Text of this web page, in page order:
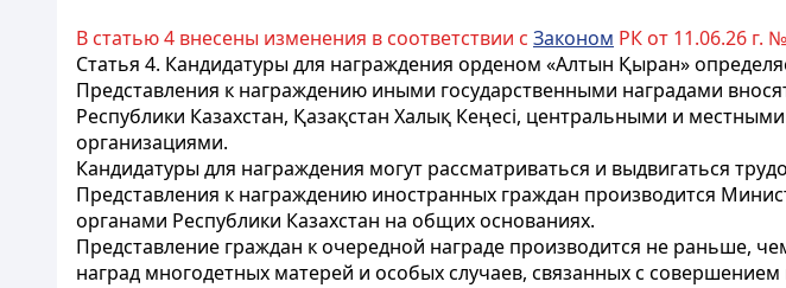
В статью 4 внесены изменения в соответствии с Законом РК от 11.06.26 г.
Статья 4. Кандидатуры для награждения орденом «Алтын Қыран»
Представления к награждению иными государственными наградами
Республики Казахстан, Қазақстан Халық Кеңесі, центральными и
организациями.
Кандидатуры для награждения могут рассматриваться и выдвигаться
Представления к награждению иностранных граждан производится
органами Республики Казахстан на общих основаниях.
Представление граждан к очередной награде производится не раньше,
наград многодетных матерей и особых случаев, связанных с